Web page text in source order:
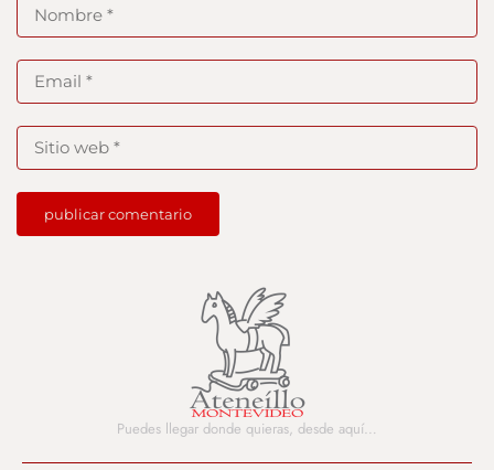
Puedes llegar donde quieras, desde aquí…